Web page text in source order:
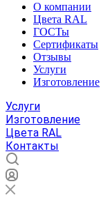
О компании
Цвета RAL
ГОСТы
Сертификаты
Отзывы
Услуги
Изготовление
Услуги
Изготовление
Цвета RAL
Контакты